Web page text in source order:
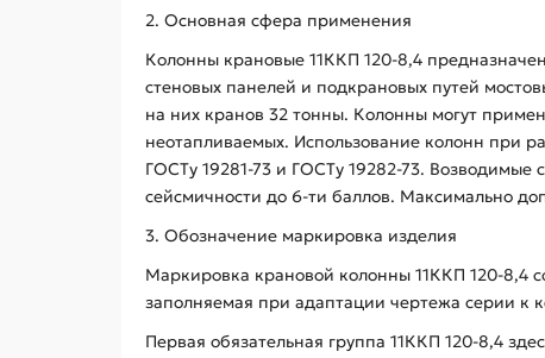
2. Основная сфера применения
Колонны крановые 11ККП 120-8,4
стеновых панелей и подкрановых путей
на них кранов 32 тонны. Колонны могут
неотапливаемых. Использование колонн при
ГОСТу 19281-73 и ГОСТу 19282-73. Возводимые
сейсмичности до 6-ти баллов. Максимально
3. Обозначение маркировка изделия
Маркировка крановой колонны 11ККП 120-8,4
заполняемая при адаптации чертежа серии к
Первая обязательная группа 11ККП 120-8,4